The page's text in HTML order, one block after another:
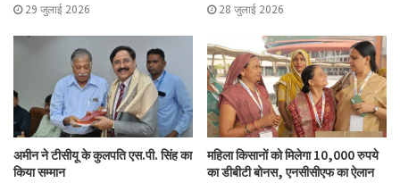
29 जुलाई 2026 28 जुलाई 2026
अमीन ने टीसीयू के कुलपति एस.पी. सिंह का
किया सम्मान
महिला किसानों को मिलेगा 10,000 रुपये
का डीबीटी बोनस, एनसीसीएफ का ऐलान